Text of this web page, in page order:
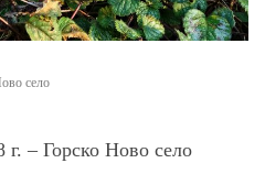
село
– Горско Ново село